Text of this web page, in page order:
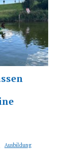
Ausbildung